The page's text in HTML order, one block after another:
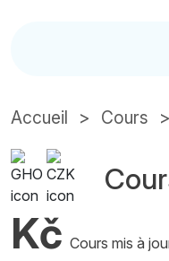
Accueil Cours
Kč Cours mis à